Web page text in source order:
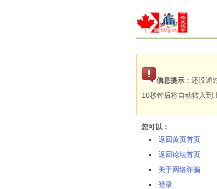
信息提示 ：还没通
10秒钟后将自动转入到
您可以：
返回黄页首页
返回论坛首页
关于网络诈骗
登录